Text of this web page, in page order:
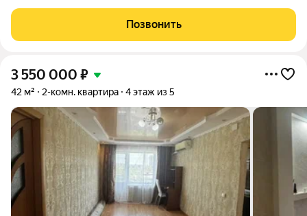
тeм, ктo цeнит спокойствие и комфорт. Квартира под ремонт. В
квартире остается
Позвонить
3 550 000 ₽
42 м² 2-комн. квартира 4 этаж из 5